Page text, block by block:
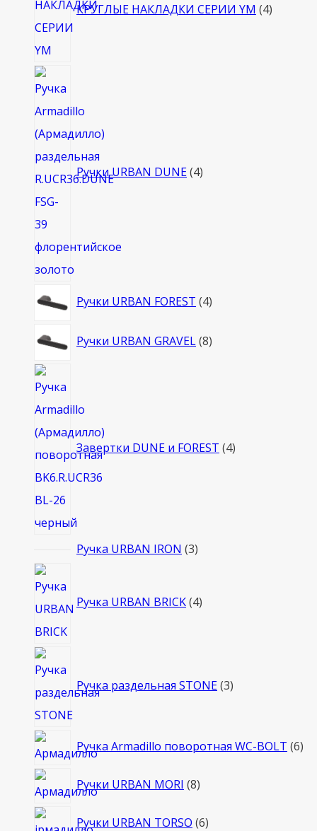
КРУГЛЫЕ НАКЛАДКИ СЕРИИ YM 4
Ручки URBAN DUNE 4
Ручки URBAN FOREST 44
Ручки URBAN GRAVEL 88
Завертки DUNE и FOREST 4
Ручка URBAN IRON 33
Ручка URBAN BRICK 4товара
Ручка раздельная STONE 3товара
Ручка Armadillo поворотная WC-BOLT 66
Ручки URBAN MORI 88
Ручки URBAN TORSO 66